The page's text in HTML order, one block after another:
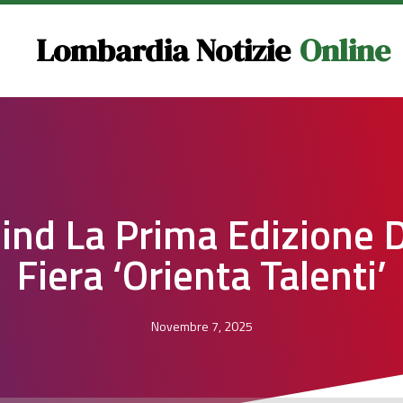
Lombardia Notizie Online
La Prima Edizione
Fiera ‘Orienta Talenti’
Novembre 7, 2025